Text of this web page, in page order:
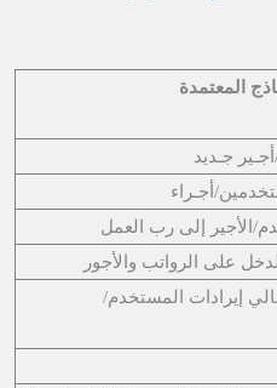
المعتمدة
جـديد
أجـراء
الأجير إلى رب العمل
على الرواتب والأجور
إيرادات المس​تخدم/